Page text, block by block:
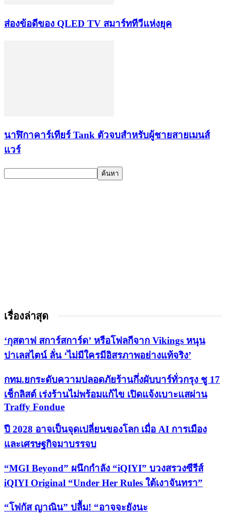
ส่องข้อดีของ QLED TV สมาร์ททีวีแห่งยุค
นาฬิกาคาร์เทียร์ Tank ตัวจบสำหรับผู้ชายสายเมนส์
แวร์
เรื่องล่าสุด
‘กุสตาฟ สการ์สการ์ด’ หรือโฟลกีจาก Vikings หนุน
ปาเลสไตน์ ลั่น ‘ไม่มีใครมีอิสรภาพอย่างแท้จริง’
กทม.ยกระดับความปลอดภัยร้านกึ่งผับบาร์ทั่วกรุง ชู 17
เช็กลิสต์ เร่งร้านไม่พร้อมแก้ไข เปิดแจ้งเบาะแสผ่าน
Traffy Fondue
ปี 2028 อาจเป็นจุดเปลี่ยนของโลก เมื่อ AI การเมือง
และเศรษฐกิจมาบรรจบ
“MGI Beyond” ผนึกกำลัง “iQIYI” บวงสรวงซีรีส์
iQIYI Original “Under Her Rules ใต้เงาจันทรา”
“โฟกัส ญาณิน” ปลื้ม! “อาจจะยังนะ